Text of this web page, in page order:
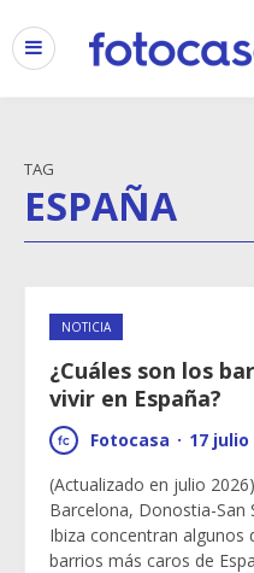
TAG
ESPAÑA
NOTICIA
¿Cuáles son los
vivir en España?
Fotocasa · 17 julio
(Actualizado en julio
Barcelona, Donostia-San
Ibiza concentran algunos
barrios más caros de